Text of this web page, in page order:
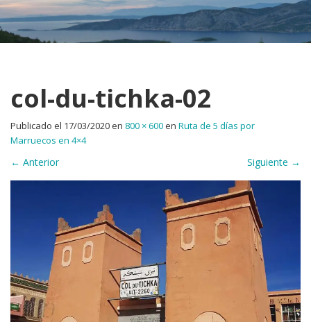
col-du-tichka-02
Publicado el 17/03/2020en 800 × 600en Ruta de 5 días por
Marruecos en 4×4
← Anterior Siguiente →